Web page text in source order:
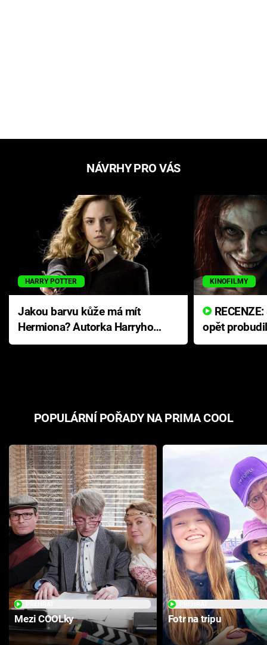
NÁVRHY PRO VÁS
HARRY POTTER
Jakou barvu kůže má mít
Hermiona? Autorka Harryho
Pottera přišla s ráznou
KINOFILMY
opět
přichází s
POPULÁRNÍ POŘADY NA PRIMA COOL
Mezi COOLky Fotr na tripu